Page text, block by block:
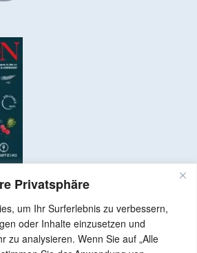
Privatsphäre
um Ihr Surferlebnis zu verbessern,
oder Inhalte einzusetzen und
zu analysieren. Wenn Sie auf „Alle